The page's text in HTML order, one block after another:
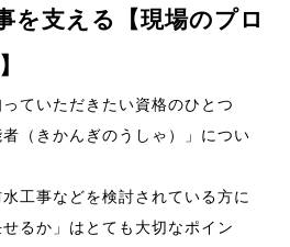
を支える【現場のプロ
ていただきたい資格のひとつ
者（きかんぎのうしゃ）」につい
工事などを検討されている方に
るか」はとても大切なポイン